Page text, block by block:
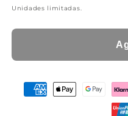
Unidades limitadas.